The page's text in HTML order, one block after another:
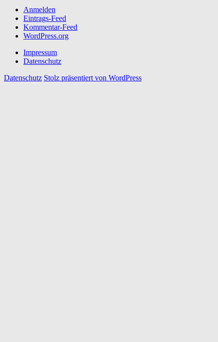
Anmelden
Eintrags-Feed
Kommentar-Feed
WordPress.org
Impressum
Datenschutz
Datenschutz Stolz präsentiert von WordPress